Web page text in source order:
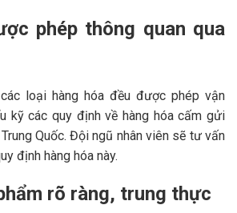
phép thông quan qua
loại hàng hóa đều được phép vận
kỹ các quy định về hàng hóa cấm gửi
Quốc. Đội ngũ nhân viên sẽ tư vấn
định hàng hóa này.
rõ ràng, trung thực